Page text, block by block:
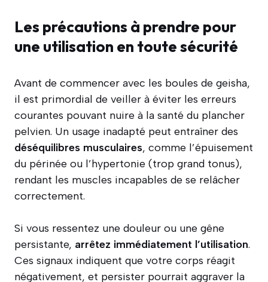
Les précautions à prendre pour
une utilisation en toute sécurité
Avant de commencer avec les boules de geisha,
il est primordial de veiller à éviter les erreurs
courantes pouvant nuire à la santé du plancher
pelvien. Un usage inadapté peut entraîner des
déséquilibres musculaires, comme l’épuisement
du périnée ou l’hypertonie (trop grand tonus),
rendant les muscles incapables de se relâcher
correctement.
Si vous ressentez une douleur ou une gêne
persistante, arrêtez immédiatement l’utilisation.
Ces signaux indiquent que votre corps réagit
négativement, et persister pourrait aggraver la